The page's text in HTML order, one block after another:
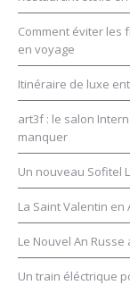
Comment éviter les
en voyage
Itinéraire de luxe
art3f : le salon
manquer
Un nouveau Sofitel
La Saint Valentin en
Le Nouvel An
Un train éléctrique